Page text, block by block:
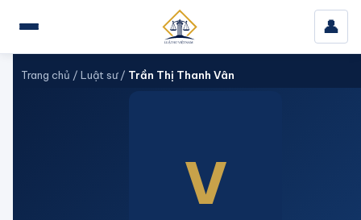
👤
Trang chủ / Luật sư/ Trần Thị Thanh Vân
V